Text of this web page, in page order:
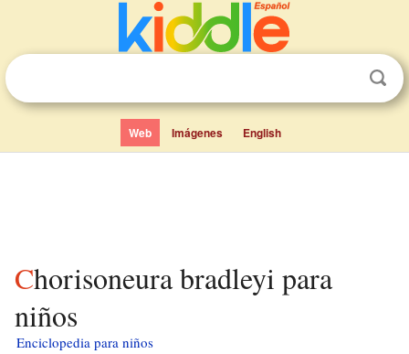
Web Imágenes English
Chorisoneura bradleyi para
niños
Enciclopedia para niños